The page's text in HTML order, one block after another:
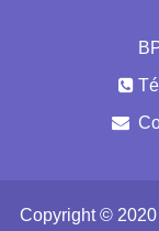
Copyright ©